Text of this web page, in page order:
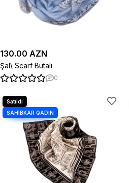
130.00 AZN
Şal\ Scarf Butalı
0